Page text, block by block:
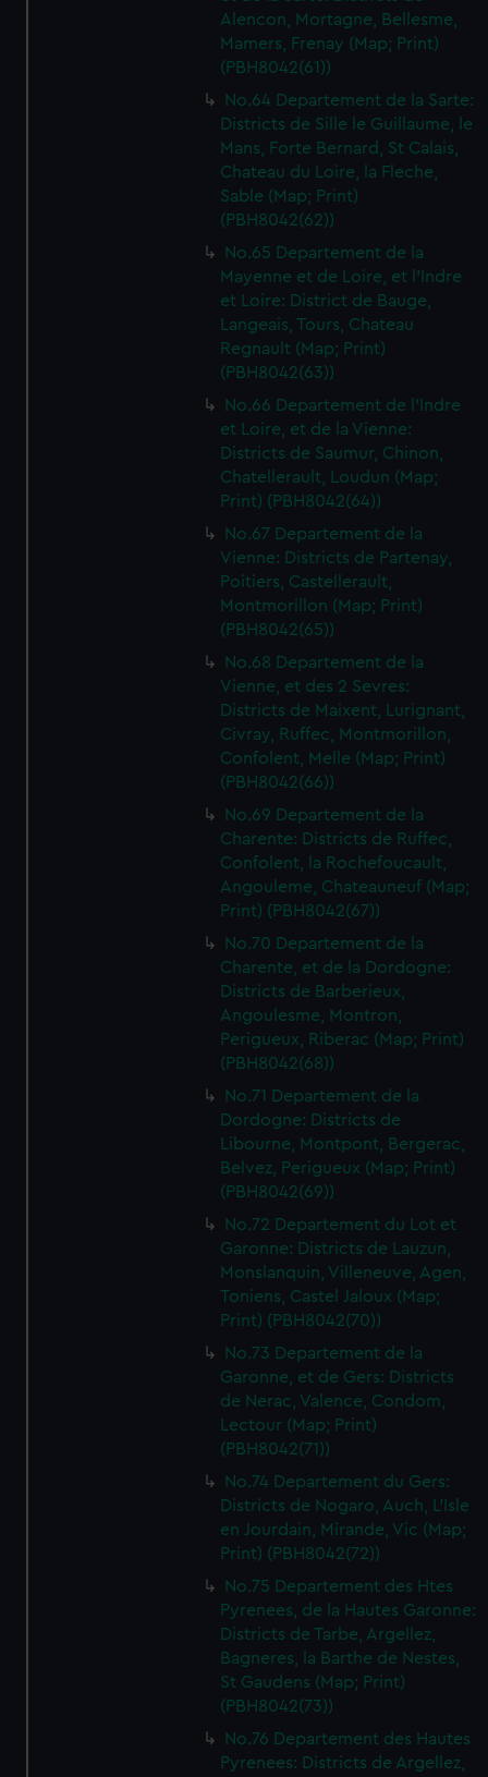
We’d like to use additional cookies to remember your
preferences, understand how our website is used, and to
help us improve it. We may also use cookies to tailor our
marketing to your interests and deliver embedded content
from third-party sources. You can choose to allow all
cookies, change your preferences or opt-out at any time.
Alencon, Mortagne, Bellesme,
Mamers, Frenay (Map; Print)
(PBH8042(61))
No.64 Departement de la Sarte:
Districts de Sille le Guillaume, le
Mans, Forte Bernard, St Calais,
Chateau du Loire, la Fleche,
Sable (Map; Print)
(PBH8042(62))
No.65 Departement de la
Mayenne et de Loire, et l'Indre
et Loire: District de Bauge,
Langeais, Tours, Chateau
Regnault (Map; Print)
(PBH8042(63))
No.66 Departement de l'Indre
et Loire, et de la Vienne:
Districts de Saumur, Chinon,
Chatellerault, Loudun (Map;
Print) (PBH8042(64))
No.67 Departement de la
Vienne: Districts de Partenay,
Poitiers, Castellerault,
Montmorillon (Map; Print)
(PBH8042(65))
No.68 Departement de la
Vienne, et des 2 Sevres:
Districts de Maixent, Lurignant,
Civray, Ruffec, Montmorillon,
Confolent, Melle (Map; Print)
(PBH8042(66))
No.69 Departement de la
Charente: Districts de Ruffec,
Confolent, la Rochefoucault,
Angouleme, Chateauneuf (Map;
Print) (PBH8042(67))
No.70 Departement de la
Charente, et de la Dordogne:
Districts de Barberieux,
Angoulesme, Montron,
Perigueux, Riberac (Map; Print)
(PBH8042(68))
No.71 Departement de la
Dordogne: Districts de
Libourne, Montpont, Bergerac,
Belvez, Perigueux (Map; Print)
(PBH8042(69))
No.72 Departement du Lot et
Garonne: Districts de Lauzun,
Monslanquin, Villeneuve, Agen,
Toniens, Castel Jaloux (Map;
Print) (PBH8042(70))
No.73 Departement de la
Garonne, et de Gers: Districts
de Nerac, Valence, Condom,
Lectour (Map; Print)
(PBH8042(71))
No.74 Departement du Gers:
Districts de Nogaro, Auch, L'Isle
en Jourdain, Mirande, Vic (Map;
Print) (PBH8042(72))
No.75 Departement des Htes
Pyrenees, de la Hautes Garonne:
Districts de Tarbe, Argellez,
Bagneres, la Barthe de Nestes,
St Gaudens (Map; Print)
(PBH8042(73))
No.76 Departement des Hautes
Pyrenees: Districts de Argellez,